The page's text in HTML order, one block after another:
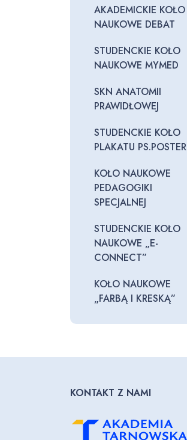
AKADEMICKIE KOŁO
NAUKOWE DEBAT
STUDENCKIE KOŁO
NAUKOWE MYMED
SKN ANATOMII
PRAWIDŁOWEJ
STUDENCKIE KOŁO
PLAKATU PS.POSTER
KOŁO NAUKOWE
PEDAGOGIKI
SPECJALNEJ
STUDENCKIE KOŁO
NAUKOWE „E-
CONNECT”
KOŁO NAUKOWE
„FARBĄ I KRESKĄ”
KONTAKT Z NAMI